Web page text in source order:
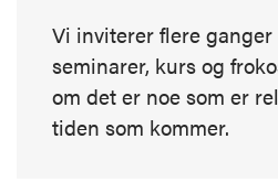
Vi inviterer flere
seminarer, kurs og
om det er noe som er
tiden som kommer.